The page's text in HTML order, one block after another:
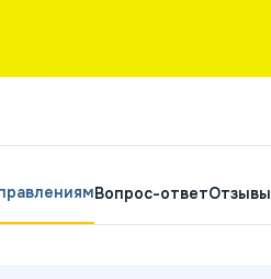
Вопрос-ответОтзывы